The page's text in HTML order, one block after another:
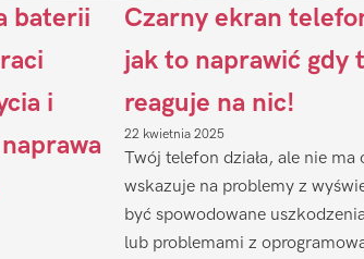
baterii
i
Czarny ekran
jak to naprawić gdy
reaguje na nic!
22 kwietnia 2025
Twój telefon działa, ale nie
wskazuje na problemy z
być spowodowane
lub problemami z